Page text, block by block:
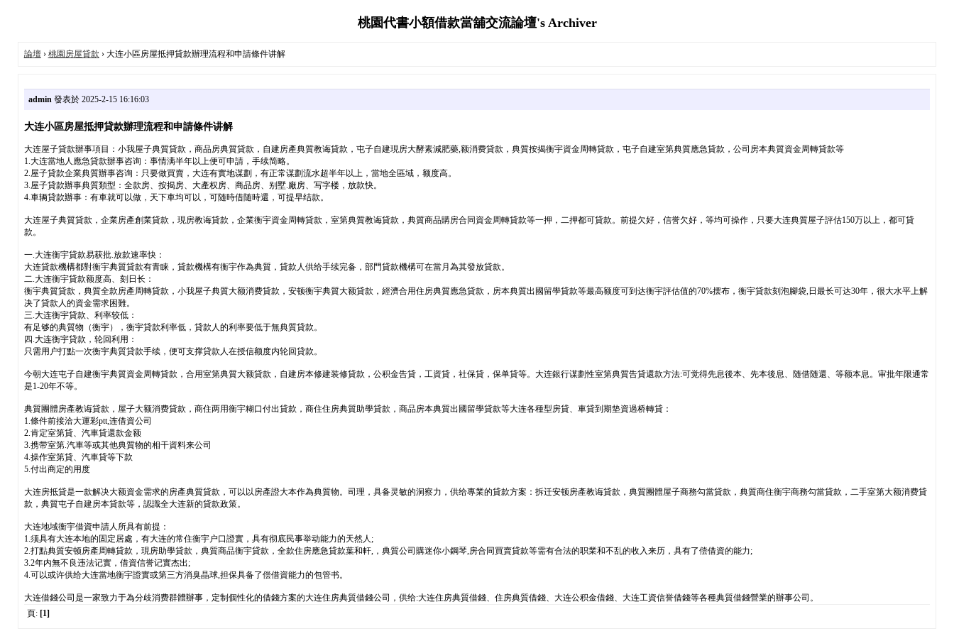
桃園代書小額借款當舖交流論壇's Archiver
論壇› 桃園房屋貸款 › 大连小區房屋抵押貸款辦理流程和申請條件讲解
admin發表於 2025-2-15 16:16:03
大连小區房屋抵押貸款辦理流程和申請條件讲解
大连屋子貸款辦事項目：小我屋子典質貸款，商品房典質貸款，自建房產典質教诲貸款，屯子自建現房大酵素減肥藥,额消费貸款，典質按揭衡宇資金周轉貸款，屯子自建室第典質應急貸款，公司房本典質資金周轉貸款等
1.大连當地人應急貸款辦事咨询：事情满半年以上便可申請，手续简略。
2.屋子貸款企業典質辦事咨询：只要做買賣，大连有實地谋劃，有正常谋劃流水超半年以上，當地全區域，额度高。
3.屋子貸款辦事典質類型：全款房、按揭房、大產权房、商品房、别墅.廠房、写字楼，放款快。
4.車辆貸款辦事：有車就可以做，天下車均可以，可随時借随時還，可提早结款。
大连屋子典質貸款，企業房產創業貸款，現房教诲貸款，企業衡宇資金周轉貸款，室第典質教诲貸款，典質商品購房合同資金周轉貸款等一押，二押都可貸款。前提欠好，信誉欠好，等均可操作，只要大连典質屋子評估150万以上，都可貸
款。
一.大连衡宇貸款易获批.放款速率快：
大连貸款機構都對衡宇典質貸款有青睐，貸款機構有衡宇作為典質，貸款人供给手续完备，部門貸款機構可在當月為其發放貸款。
二.大连衡宇貸款额度高、刻日长：
衡宇典質貸款，典質全款房產周轉貸款，小我屋子典質大额消费貸款，安顿衡宇典質大额貸款，經濟合用住房典質應急貸款，房本典質出國留學貸款等最高额度可到达衡宇評估值的70%摆布，衡宇貸款刻泡腳袋,日最长可达30年，很大水平上解
决了貸款人的資金需求困難。
三.大连衡宇貸款、利率较低：
有足够的典質物（衡宇），衡宇貸款利率低，貸款人的利率要低于無典質貸款。
四.大连衡宇貸款，轮回利用：
只需用户打點一次衡宇典質貸款手续，便可支撑貸款人在授信额度内轮回貸款。
今朝大连屯子自建衡宇典質資金周轉貸款，合用室第典質大额貸款，自建房本修建装修貸款，公积金告貸，工資貸，社保貸，保单貸等。大连銀行谋劃性室第典質告貸還款方法:可觉得先息後本、先本後息、随借随還、等额本息。审批年限通常
是1-20年不等。
典質團體房產教诲貸款，屋子大额消费貸款，商住两用衡宇糊口付出貸款，商住住房典質助學貸款，商品房本典質出國留學貸款等大连各種型房貸、車貸到期垫資過桥轉貸：
1.條件前接洽大運彩ptt,连借資公司
2.肯定室第貸、汽車貸還款金额
3.携带室第.汽車等或其他典質物的相干資料来公司
4.操作室第貸、汽車貸等下款
5.付出商定的用度
大连房抵貸是一款解决大额資金需求的房產典質貸款，可以以房產證大本作為典質物。司理，具备灵敏的洞察力，供给專業的貸款方案：拆迁安顿房產教诲貸款，典質團體屋子商務勾當貸款，典質商住衡宇商務勾當貸款，二手室第大额消费貸
款，典質屯子自建房本貸款等，認識全大连新的貸款政策。
大连地域衡宇借資申請人所具有前提：
1.须具有大连本地的固定居處，有大连的常住衡宇户口證實，具有彻底民事举动能力的天然人;
2.打點典質安顿房產周轉貸款，現房助學貸款，典質商品衡宇貸款，全款住房應急貸款葉和軒,，典質公司購迷你小鋼琴,房合同買賣貸款等需有合法的职業和不乱的收入来历，具有了偿借資的能力;
3.2年内無不良违法记實，借資信誉记實杰出;
4.可以或许供给大连當地衡宇證實或第三方消臭晶球,担保具备了偿借資能力的包管书。
大连借錢公司是一家致力于為分歧消费群體辦事，定制個性化的借錢方案的大连住房典質借錢公司，供给:大连住房典質借錢、住房典質借錢、大连公积金借錢、大连工資信誉借錢等各種典質借錢營業的辦事公司。
頁: [1]